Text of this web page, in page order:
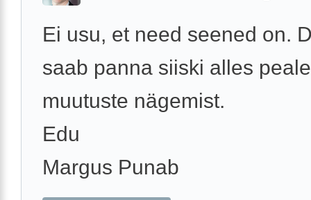
Ei usu, et need seened on.
saab panna siiski alles peale
muutuste nägemist.
Edu
Margus Punab